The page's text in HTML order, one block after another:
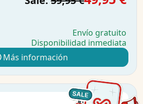
Envío gratuito
Disponibilidad inmediata
Más información